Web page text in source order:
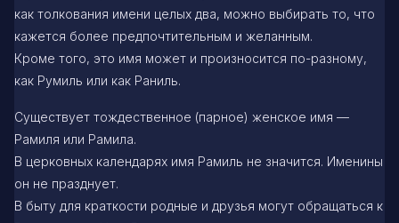
как толкования имени целых два, можно выбирать то, что
кажется более предпочтительным и желанным.
Кроме того, это имя может и произносится по-разному,
как Румиль или как Раниль.
Существует тождественное (парное) женское имя —
Рамиля или Рамила.
В церковных календарях имя Рамиль не значится. Именины
он не празднует.
В быту для краткости родные и друзья могут обращаться к